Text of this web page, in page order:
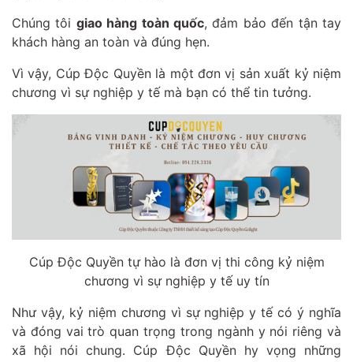
Chúng tôi giao hàng toàn quốc, đảm bảo đến tận tay
khách hàng an toàn và đúng hẹn.
Vì vậy, Cúp Độc Quyền là một đơn vị sản xuất kỷ niệm
chương vì sự nghiệp y tế mà bạn có thể tin tưởng.
Cúp Độc Quyền tự hào là đơn vị thi công kỷ niệm
chương vì sự nghiệp y tế uy tín
Như vậy, kỷ niệm chương vì sự nghiệp y tế có ý nghĩa
và đóng vai trò quan trọng trong ngành y nói riêng và
xã hội nói chung. Cúp Độc Quyền hy vọng những